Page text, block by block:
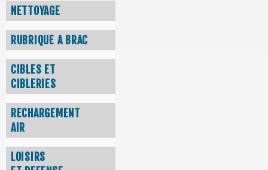
NETTOYAGE
RUBRIQUE A BRAC
CIBLES ET
CIBLERIES
RECHARGEMENT
AIR
LOISIRS